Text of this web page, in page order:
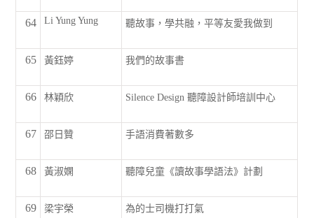
64 Li Yung Yung 聽故事，學共融，平等友愛我做到
65 黃鈺婷 我們的故事書
66 林穎欣 Silence Design 聽障設計師培訓中心
67 邵日贊 手語消費著數多
68 黃淑嫻 聽障兒童《讀故事學語法》計劃
69 梁宇榮 為的士司機打打氣